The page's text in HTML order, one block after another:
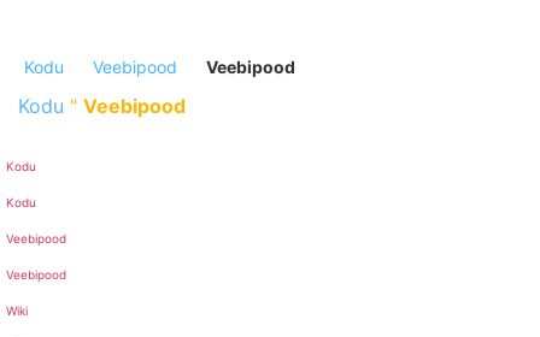
Kodu Veebipood Veebipood
Kodu " Veebipood
Kodu
Kodu
Veebipood
Veebipood
Wiki